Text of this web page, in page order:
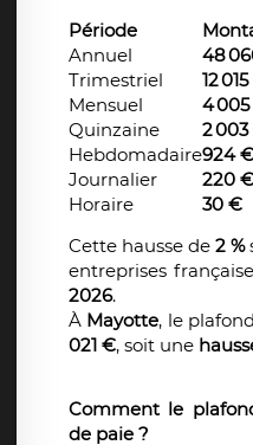
Période
Annuel
48
Trimestriel
12
Mensuel
4
Quinzaine
2
Hebdomadaire924 €
Journalier
220 €
Horaire
30 €
Cette hausse de 2 %
entreprises
2026.
À Mayotte, le
021 €, soit une
Comment le
de paie ?